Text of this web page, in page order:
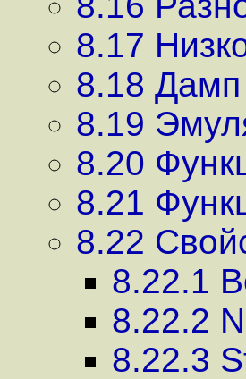
8.17
8.18 Дамп
8.19
8.20
8.21
8.22
8.22.1
8.22.2
8.22.3